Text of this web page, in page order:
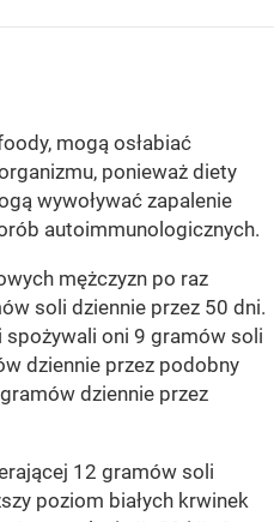
mogą osłabiać
ponieważ diety
wywoływać zapalenie
autoimmunologicznych.
mężczyzn po raz
soli dziennie przez 50 dni.
spożywali oni 9 gramów soli
dziennie przez podobny
dziennie przez
12 gramów soli
poziom białych krwinek